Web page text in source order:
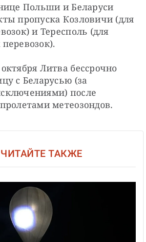
Польши и Беларуси
пропуска Козловичи (для
и Тересполь (для
Литва бессрочно
с Беларусью (за
после
метеозондов.
ЧИТАЙТЕ ТАКЖЕ